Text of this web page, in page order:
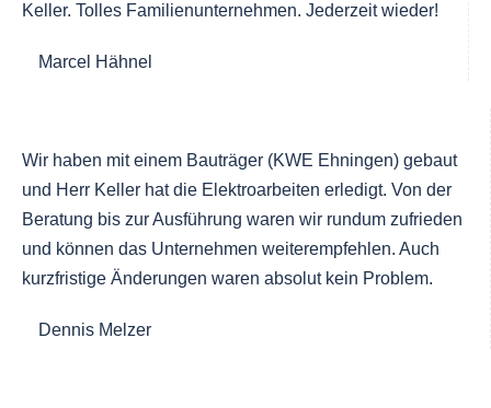
Keller. Tolles Familienunternehmen. Jederzeit wieder!
Marcel Hähnel
Wir haben mit einem Bauträger (KWE Ehningen) gebaut
und Herr Keller hat die Elektroarbeiten erledigt. Von der
Beratung bis zur Ausführung waren wir rundum zufrieden
und können das Unternehmen weiterempfehlen. Auch
kurzfristige Änderungen waren absolut kein Problem.
Dennis Melzer